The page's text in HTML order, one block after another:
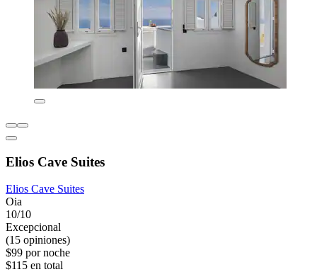
Elios Cave Suites
Elios Cave Suites
Oia
10/10
Excepcional
(15 opiniones)
$99 por noche
$115 en total